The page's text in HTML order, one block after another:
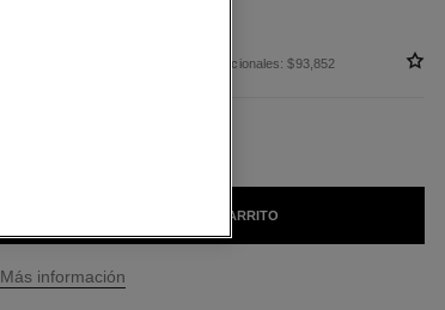
precio sin impuestos nacionales: $93,852
AÑADIR AL CARRITO
↩
Más información